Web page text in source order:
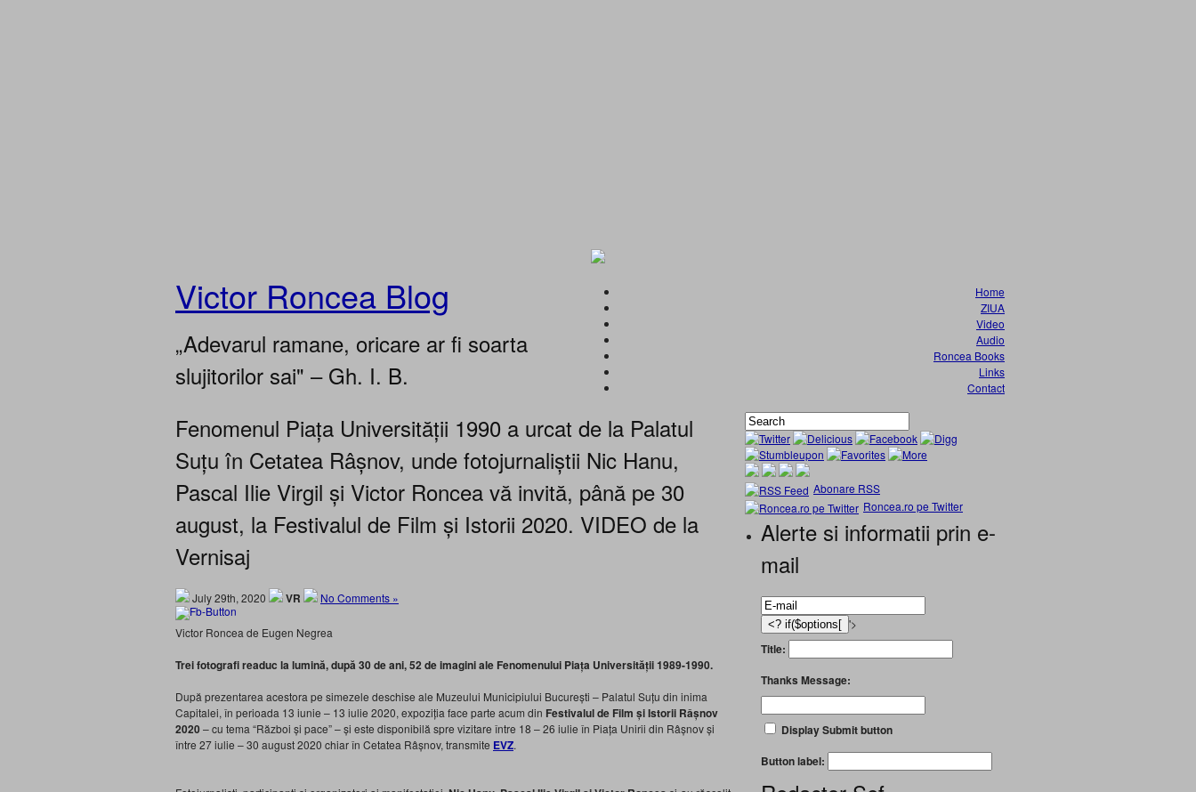
Victor Roncea Blog
„Adevarul ramane, oricare ar fi soarta
slujitorilor sai" – Gh. I. B.
Home
ZIUA
Video
Audio
Roncea Books
Links
Contact
Fenomenul Piața Universității 1990 a urcat de la Palatul
Suțu în Cetatea Râșnov, unde fotojurnaliștii Nic Hanu,
Pascal Ilie Virgil și Victor Roncea vă invită, până pe 30
august, la Festivalul de Film și Istorii 2020. VIDEO de la
Vernisaj
July 29th, 2020 VR No Comments »
Victor Roncea de Eugen Negrea
Trei fotografi readuc la lumină, după 30 de ani, 52 de imagini ale Fenomenului Piața Universității 1989-1990.
După prezentarea acestora pe simezele deschise ale Muzeului Municipiului București – Palatul Suțu din inima
Capitalei, în perioada 13 iunie – 13 iulie 2020, expoziția face parte acum din Festivalul de Film și Istorii Râșnov
2020– cu tema “Război și pace” – și este disponibilă spre vizitare între 18 – 26 iulie în Piața Unirii din Râșnov și
între 27 iulie – 30 august 2020 chiar în Cetatea Râșnov, transmite EVZ.
Abonare RSS
Roncea.ro pe Twitter
Alerte si informatii prin e-
mail
'>
Title:
Thanks Message:
Display Submit button
Button label: